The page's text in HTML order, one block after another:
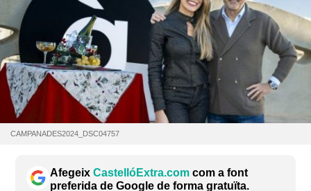
CAMPANADES2024_DSC04757
Afegeix CastellóExtra.com com a font
preferida de Google de forma gratuïta.